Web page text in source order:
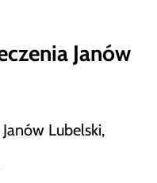
Janów
Lubelski,